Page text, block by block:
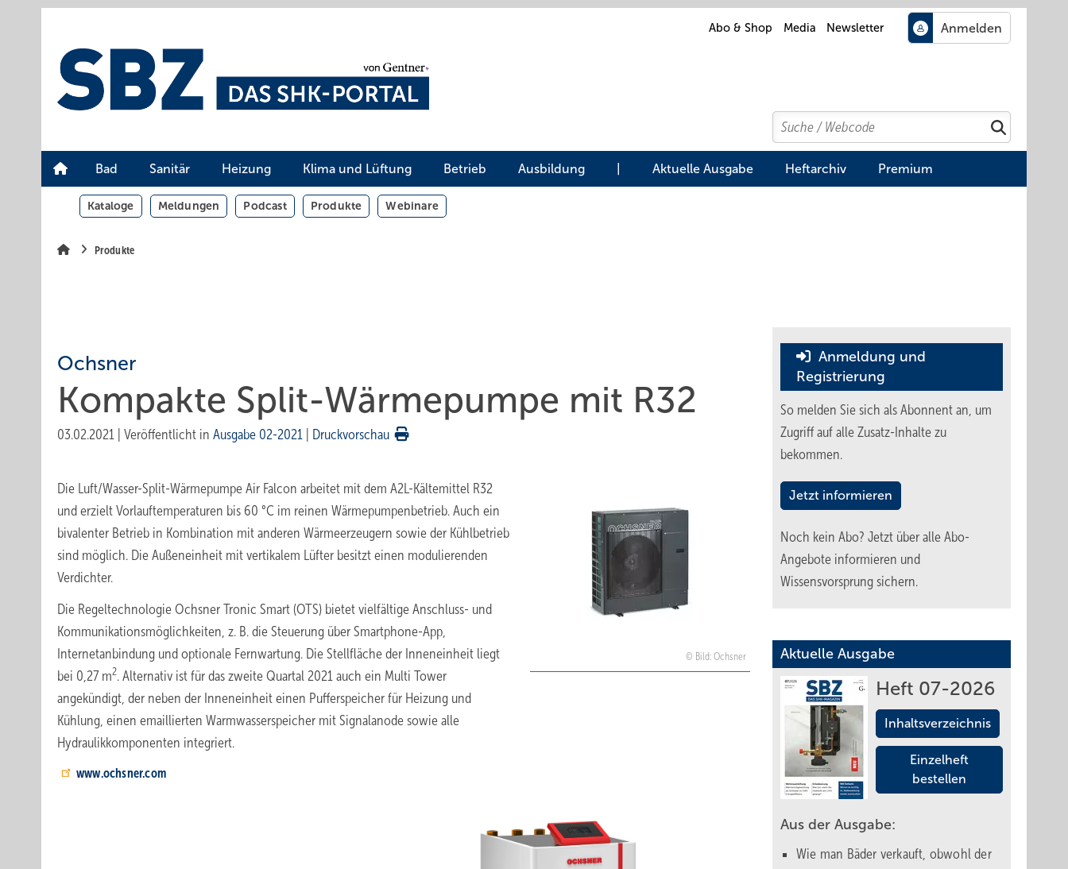
Abo & Shop Media Newsletter
Search
Suchen
Bad Sanitär Heizung Klima und Lüftung Betrieb Ausbildung Aktuelle Ausgabe Heftarchiv Premium
Kataloge Meldungen Podcast Produkte Webinare
Produkte
Ochsner
Kompakte Split-Wärmepumpe mit R32
03.02.2021 Veröffentlicht in Ausgabe 02-2021 Druckvorschau
Bild: Ochsner
Die Luft/Wasser-Split-Wärmepumpe Air Falcon arbeitet mit dem A2L-Kältemittel R32
und erzielt Vorlauftemperaturen bis 60 °C im reinen Wärmepumpenbetrieb. Auch ein
bivalenter Betrieb in Kombination mit anderen Wärmeerzeugern sowie der Kühlbetrieb
sind möglich. Die Außeneinheit mit vertikalem Lüfter besitzt einen modulierenden
Verdichter.
Die Regeltechnologie Ochsner Tronic Smart (OTS) bietet vielfältige Anschluss- und
Kommunikationsmöglichkeiten, z. B. die Steuerung über Smartphone-App,
Internetanbindung und optionale Fernwartung. Die Stellfläche der Inneneinheit liegt
bei 0,27 m2. Alternativ ist für das zweite Quartal 2021 auch ein Multi Tower
angekündigt, der neben der Inneneinheit einen Pufferspeicher für Heizung und
Kühlung, einen emaillierten Warmwasserspeicher mit Signalanode sowie alle
Hydraulikkomponenten integriert.
www.ochsner.com
Anmeldung und
Registrierung
So melden Sie sich als Abonnent an, um
Zugriff auf alle Zusatz-Inhalte zu
bekommen.
Jetzt informieren
Noch kein Abo? Jetzt über alle Abo-
Angebote informieren und
Wissensvorsprung sichern.
Aktuelle Ausgabe
Heft 07-2026
Inhaltsverzeichnis
Einzelheft
bestellen
Aus der Ausgabe:
Wie man Bäder verkauft, obwohl der